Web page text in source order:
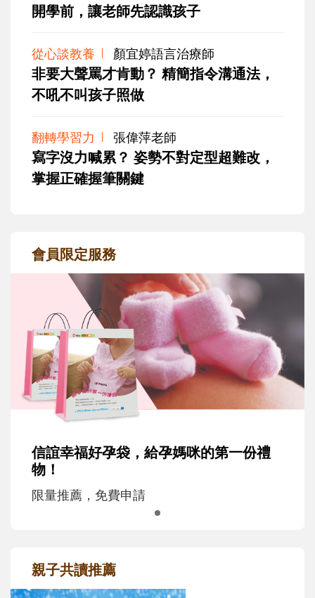
開學前，讓老師先認識孩子
從心談教養 顏宜婷語言治療師
非要大聲罵才肯動？ 精簡指令溝通法，
不吼不叫孩子照做
翻轉學習力 張偉萍老師
寫字沒力喊累？ 姿勢不對定型超難改，
掌握正確握筆關鍵
會員限定服務
信誼幸福好孕袋，給孕媽咪的第一份禮
物！
限量推薦，免費申請
親子共讀推薦